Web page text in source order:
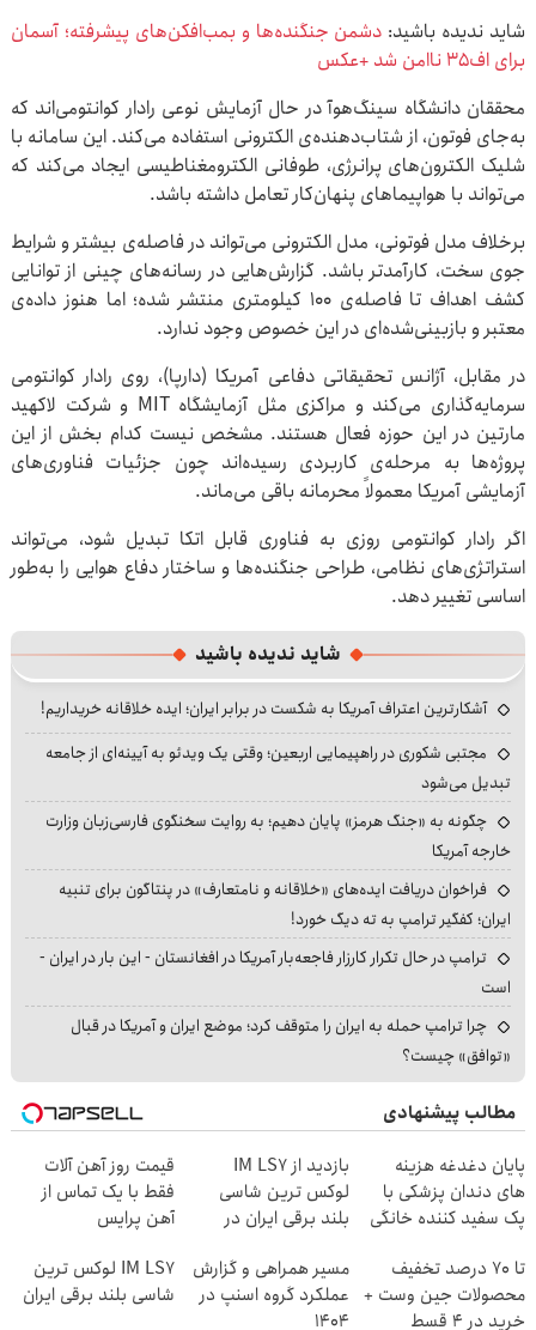
شاید ندیده باشید: دشمن جنگنده‌ها و بمب‌افکن‌های پیشرفته؛ آسمان
برای اف۳۵ ناامن شد +عکس
محققان دانشگاه سینگ‌هوآ در حال آزمایش نوعی رادار کوانتومی‌اند که
به‌جای فوتون، از شتاب‌دهنده‌ی الکترونی استفاده می‌کند. این سامانه با
شلیک الکترون‌های پرانرژی، طوفانی الکترومغناطیسی ایجاد می‌کند که
می‌تواند با هواپیماهای پنهان‌کار تعامل داشته باشد.
برخلاف مدل فوتونی، مدل الکترونی می‌تواند در فاصله‌ی بیشتر و شرایط
جوی سخت، کارآمدتر باشد. گزارش‌هایی در رسانه‌های چینی از توانایی
کشف اهداف تا فاصله‌ی ۱۰۰ کیلومتری منتشر شده؛ اما هنوز داده‌ی
معتبر و بازبینی‌شده‌ای در این خصوص وجود ندارد.
در مقابل، آژانس تحقیقاتی دفاعی آمریکا (دارپا)، روی رادار کوانتومی
سرمایه‌گذاری می‌کند و مراکزی مثل آزمایشگاه MIT و شرکت لاکهید
مارتین در این حوزه فعال‌ هستند. مشخص نیست کدام بخش از این
پروژه‌ها به مرحله‌ی کاربردی رسیده‌اند چون جزئیات فناوری‌های
آزمایشی آمریکا معمولاً محرمانه باقی می‌ماند.
اگر رادار کوانتومی روزی به فناوری قابل اتکا تبدیل شود، می‌تواند
استراتژی‌های نظامی، طراحی جنگنده‌ها و ساختار دفاع هوایی را به‌طور
اساسی تغییر دهد.
شاید ندیده باشید
آشکارترین اعتراف آمریکا به شکست در برابر ایران؛ ایده خلاقانه خریداریم!
مجتبی شکوری در راهپیمایی اربعین؛ وقتی یک ویدئو به آیینه‌ای از جامعه
تبدیل می‌شود
چگونه به «جنگ هرمز» پایان دهیم؛ به روایت سخنگوی فارسی‌زبان وزارت
خارجه آمریکا
فراخوان دریافت ایده‌های «خلاقانه و نامتعارف» در پنتاگون برای تنبیه
ایران؛ کفگیر ترامپ به ته دیگ خورد!
ترامپ در حال تکرار کارزار فاجعه‌بار آمریکا در افغانستان - این بار در ایران -
است
چرا ترامپ حمله به ایران را متوقف کرد؛ موضع ایران و آمریکا در قبال
«توافق» چیست؟
مطالب پیشنهادی
پایان دغدغه هزینه
های دندان پزشکی با
پک سفید کننده خانگی
بازدید از IM LS7
لوکس ترین شاسی
بلند برقی ایران در
قیمت روز آهن آلات
فقط با یک تماس از
آهن پرایس
تا 70 درصد تخفیف
محصولات جین وست +
خرید در 4 قسط
مسیر همراهی و گزارش
عملکرد گروه اسنپ در
۱۴۰۴
IM LS7 لوکس ترین
شاسی بلند برقی ایران